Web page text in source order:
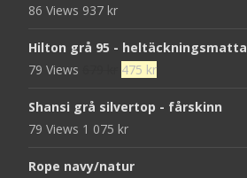
86 Views 937 kr
Hilton grå 95 - heltäckningsmatta
79 Views
Det
priset
var:
475 krDet
priset
Shansi grå silvertop - fårskinn
79 Views 1 075 kr
Rope navy/natur